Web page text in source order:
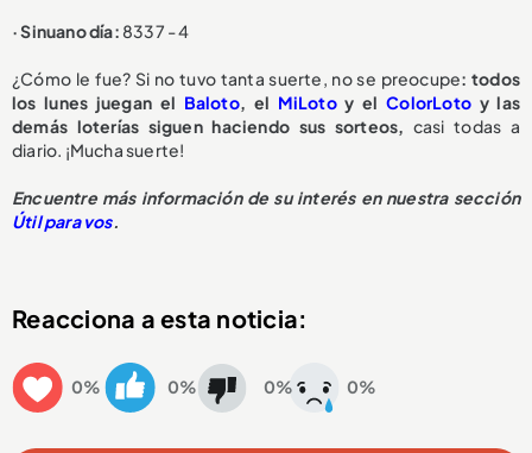
· Sinuano día: 8337 - 4
¿Cómo le fue? Si no tuvo tanta suerte, no se preocupe: todos
los lunes juegan el Baloto, el MiLotoy elColorLoto y las
demás loterías siguen haciendo sus sorteos, casi todas a
diario. ¡Mucha suerte!
Encuentre más información de su interés en nuestra sección
Útil para vos.
Reacciona a esta noticia:
0% 0% 0% 0%